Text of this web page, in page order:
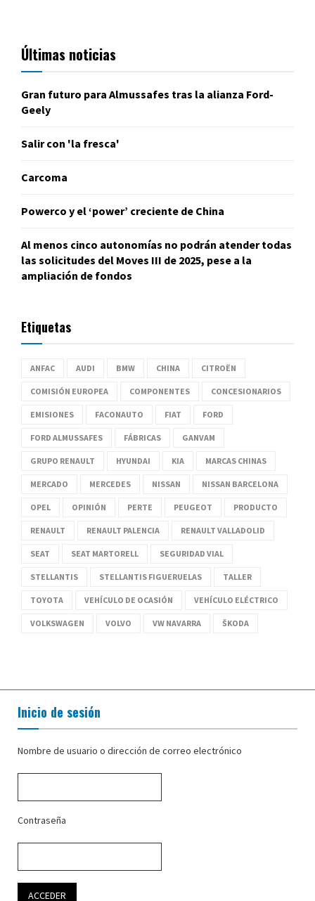
Últimas noticias
Gran futuro para Almussafes tras la alianza Ford-
Geely
Salir con 'la fresca'
Carcoma
Powerco y el ‘power’ creciente de China
Al menos cinco autonomías no podrán atender todas
las solicitudes del Moves III de 2025, pese a la
ampliación de fondos
Etiquetas
ANFAC AUDI BMW CHINA CITROËN
COMISIÓN EUROPEA COMPONENTES CONCESIONARIOS
EMISIONES FACONAUTO FIAT FORD
FORD ALMUSSAFES FÁBRICAS GANVAM
GRUPO RENAULT HYUNDAI KIA MARCAS CHINAS
MERCADO MERCEDES NISSAN NISSAN BARCELONA
OPEL OPINIÓN PERTE PEUGEOT PRODUCTO
RENAULT RENAULT PALENCIA RENAULT VALLADOLID
SEAT SEAT MARTORELL SEGURIDAD VIAL
STELLANTIS STELLANTIS FIGUERUELAS TALLER
TOYOTA VEHÍCULO DE OCASIÓN VEHÍCULO ELÉCTRICO
VOLKSWAGEN VOLVO VW NAVARRA ŠKODA
Inicio de sesión
Nombre de usuario o dirección de correo electrónico
Contraseña